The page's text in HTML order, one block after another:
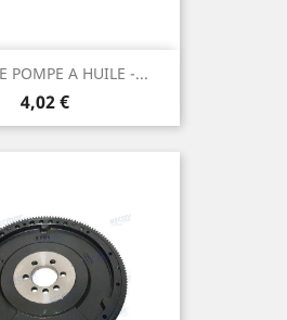
POMPE A HUILE -...
Prix
4,02 €